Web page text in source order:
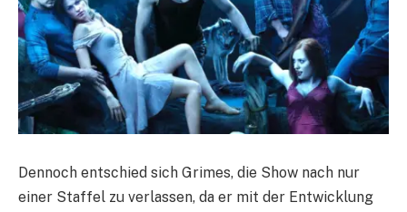
Dennoch entschied sich Grimes, die Show nach nur
einer Staffel zu verlassen, da er mit der Entwicklung